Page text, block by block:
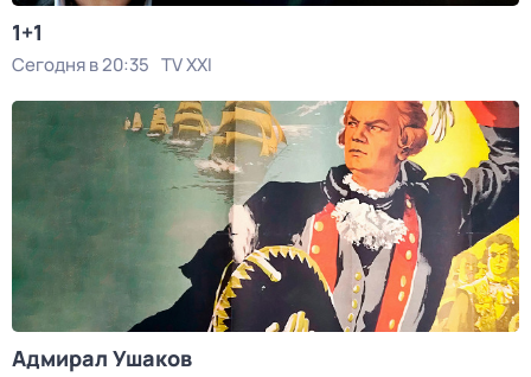
1+1
Сегодня в 20:35 TV XXI
Адмирал Ушаков